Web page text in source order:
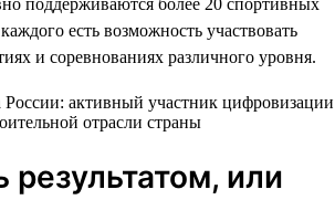
есть возможность участвовать
и соревнованиях различного уровня.
результатом, или